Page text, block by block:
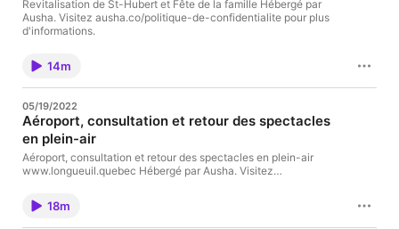
une place de choix parce que malgré les apparences… C’est
toujours politique!
Hébergé par Ausha. Visitez ausha.co/fr/politique-de-
Revitalisation de St-Hubert et Fête de la famille Hébergé par
Ausha. Visitez ausha.co/politique-de-confidentialite pour plus
d'informations.
14m
05/19/2022
Aéroport, consultation et retour des spectacles
en plein-air
Aéroport, consultation et retour des spectacles en plein-air
www.longueuil.quebec Hébergé par Ausha. Visitez
18m